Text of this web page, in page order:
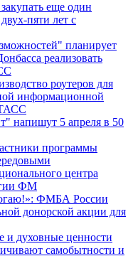
еще один
пяти лет с
планирует
реализовать
роутеров для
информационной
напишут 5 апреля в 50
программы
центра
ФМ
ФМБА России
донорской акции для
и духовные ценности
самобытности и